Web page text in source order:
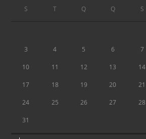
S T Q Q S
3 4 5 6 7
10 11 12 13 14
17 18 19 20 21
24 25 26 27 28
31